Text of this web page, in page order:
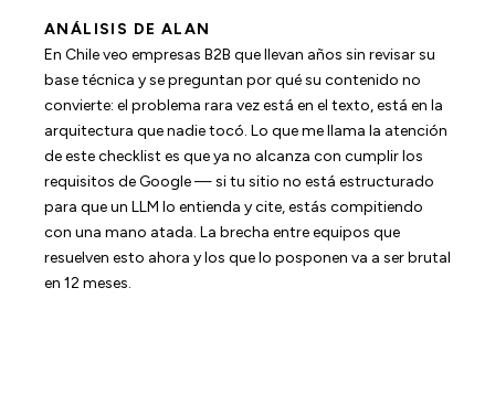
ANÁLISIS DE ALAN
En Chile veo empresas B2B que llevan años sin revisar su
base técnica y se preguntan por qué su contenido no
convierte: el problema rara vez está en el texto, está en la
arquitectura que nadie tocó. Lo que me llama la atención
de este checklist es que ya no alcanza con cumplir los
requisitos de Google — si tu sitio no está estructurado
para que un LLM lo entienda y cite, estás compitiendo
con una mano atada. La brecha entre equipos que
resuelven esto ahora y los que lo posponen va a ser brutal
en 12 meses.